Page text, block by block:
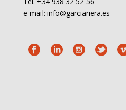
e-mail: info@garciariera.es